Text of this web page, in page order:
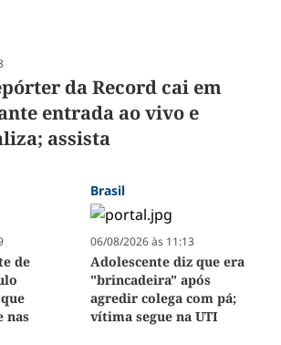
da Record cai em
entrada ao vivo e
assista
de
nas
Brasil
06/08/2026 às 11:13
Adolescente diz que era
"brincadeira" após
agredir colega com pá;
vítima segue na UTI